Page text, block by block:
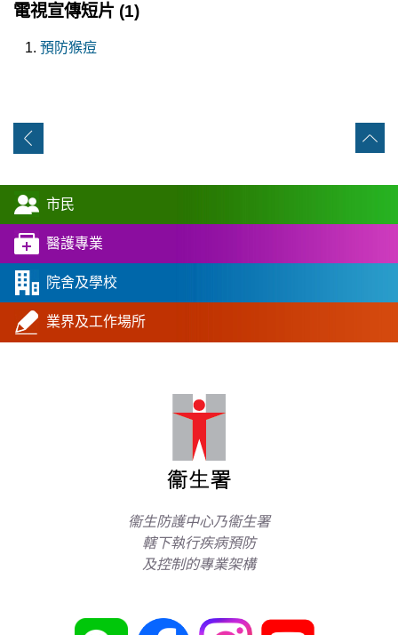
電視宣傳短片 (1)
預防猴痘
市民
醫護專業
院舍及學校
業界及工作場所
衞生防護中心乃衞生署
轄下執行疾病預防
及控制的專業架構